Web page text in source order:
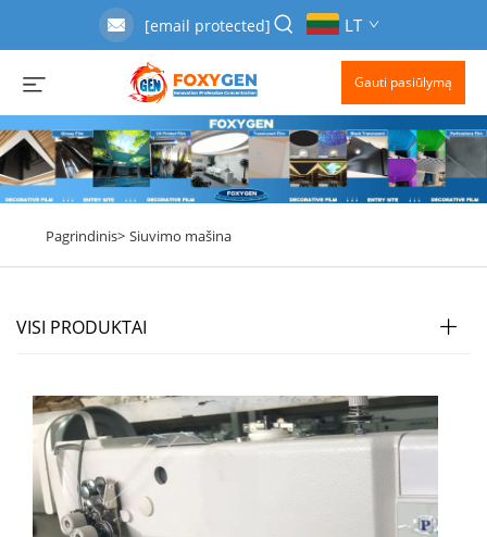
[email protected] LT
Gauti pasiūlymą
Pagrindinis> Siuvimo mašina
VISI PRODUKTAI